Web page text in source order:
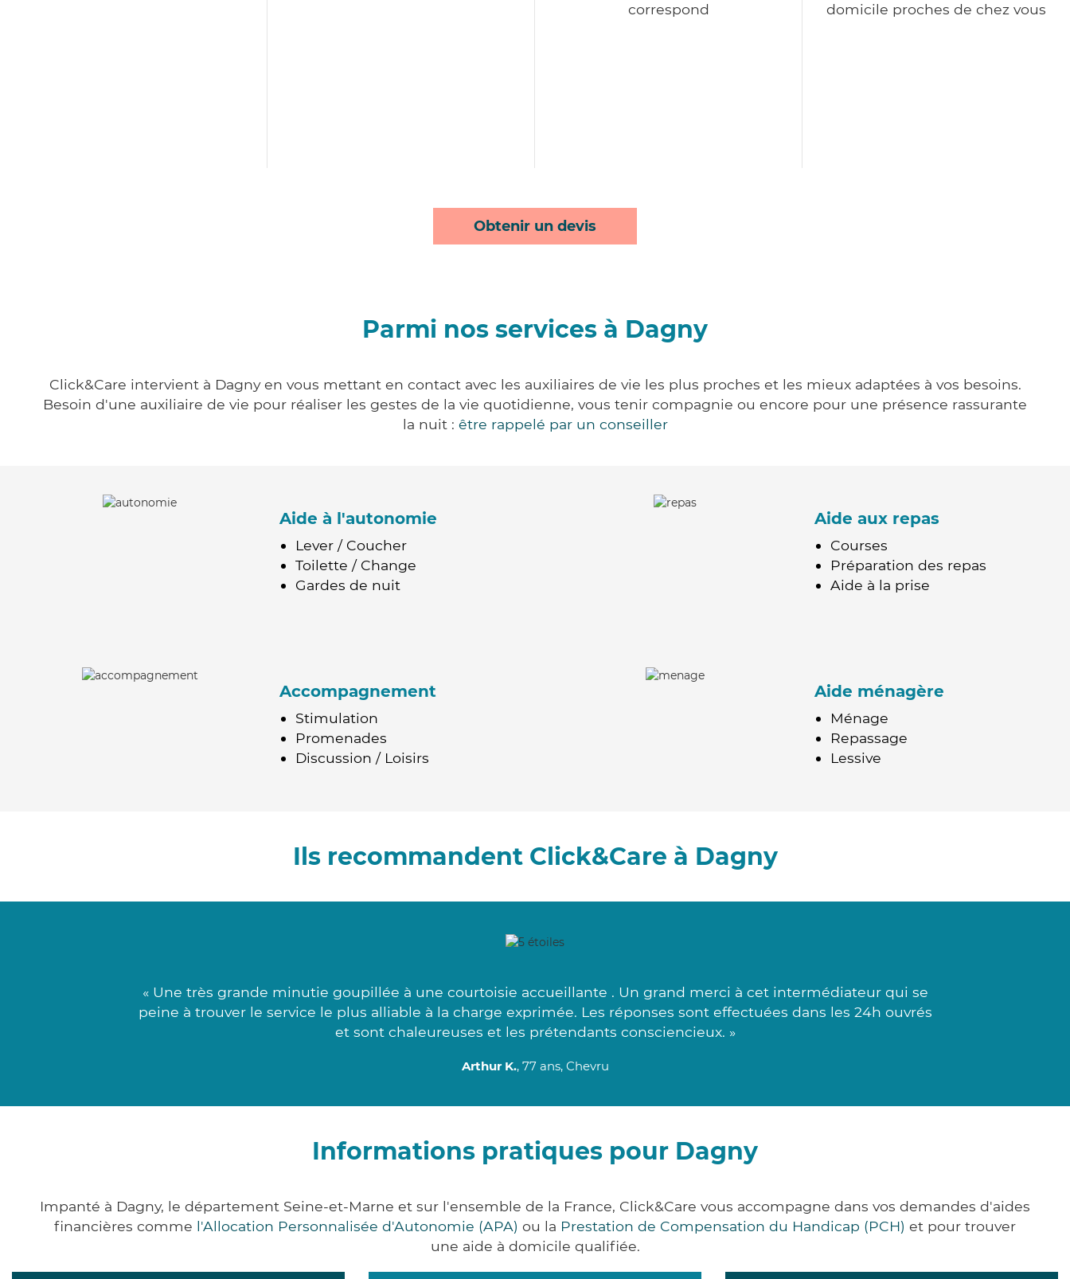
correspond
domicile proches de chez vous
Obtenir un devis
Parmi nos services à Dagny
Click&Care intervient à Dagny en vous mettant en contact avec les auxiliaires de vie les plus proches et les mieux adaptées à vos besoins.
Besoin d'une auxiliaire de vie pour réaliser les gestes de la vie quotidienne, vous tenir compagnie ou encore pour une présence rassurante
la nuit : être rappelé par un conseiller
Aide à l'autonomie
Lever / Coucher
Toilette / Change
Gardes de nuit
Aide aux repas
Courses
Préparation des repas
Aide à la prise
Accompagnement
Stimulation
Promenades
Discussion / Loisirs
Aide ménagère
Ménage
Repassage
Lessive
Ils recommandent Click&Care à Dagny
« Une très grande minutie goupillée à une courtoisie accueillante . Un grand merci à cet intermédiateur qui se
peine à trouver le service le plus alliable à la charge exprimée. Les réponses sont effectuées dans les 24h ouvrés
et sont chaleureuses et les prétendants consciencieux. »
Arthur K., 77 ans, Chevru
Informations pratiques pour Dagny
Impanté à Dagny, le département Seine-et-Marne et sur l'ensemble de la France, Click&Care vous accompagne dans vos demandes d'aides
financières comme l'Allocation Personnalisée d'Autonomie (APA) ou la Prestation de Compensation du Handicap (PCH) et pour trouver
une aide à domicile qualifiée.